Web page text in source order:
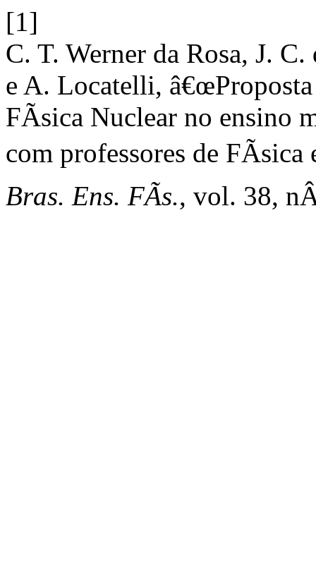
[1]
C. T. Werner da Rosa, J.
e A. Locatelli,
FÃ­sica Nuclear no ensino
com professores de
Bras. Ens. FÃ­s., vol. 38,